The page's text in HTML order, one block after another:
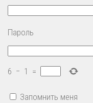
Пароль
6 − 1 =
Запомнить меня